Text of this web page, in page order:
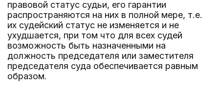
правовой статус судьи, его гарантии
распространяются на них в полной мере, т.е.
их судейский статус не изменяется и не
ухудшается, при том что для всех судей
возможность быть назначенными на
должность председателя или заместителя
председателя суда обеспечивается равным
образом.